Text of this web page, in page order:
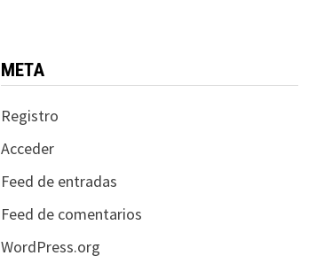
META
Registro
Acceder
Feed de entradas
Feed de comentarios
WordPress.org